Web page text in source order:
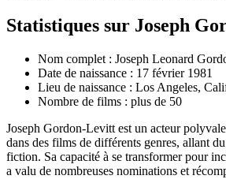
Statistiques sur Joseph
Nom complet : Joseph Leonard
Date de naissance : 17 février 1981
Lieu de naissance : Los Angeles,
Nombre de films : plus de 50
Joseph Gordon-Levitt est un acteur
dans des films de différents genres, allant
fiction. Sa capacité à se transformer pour
a valu de nombreuses nominations et